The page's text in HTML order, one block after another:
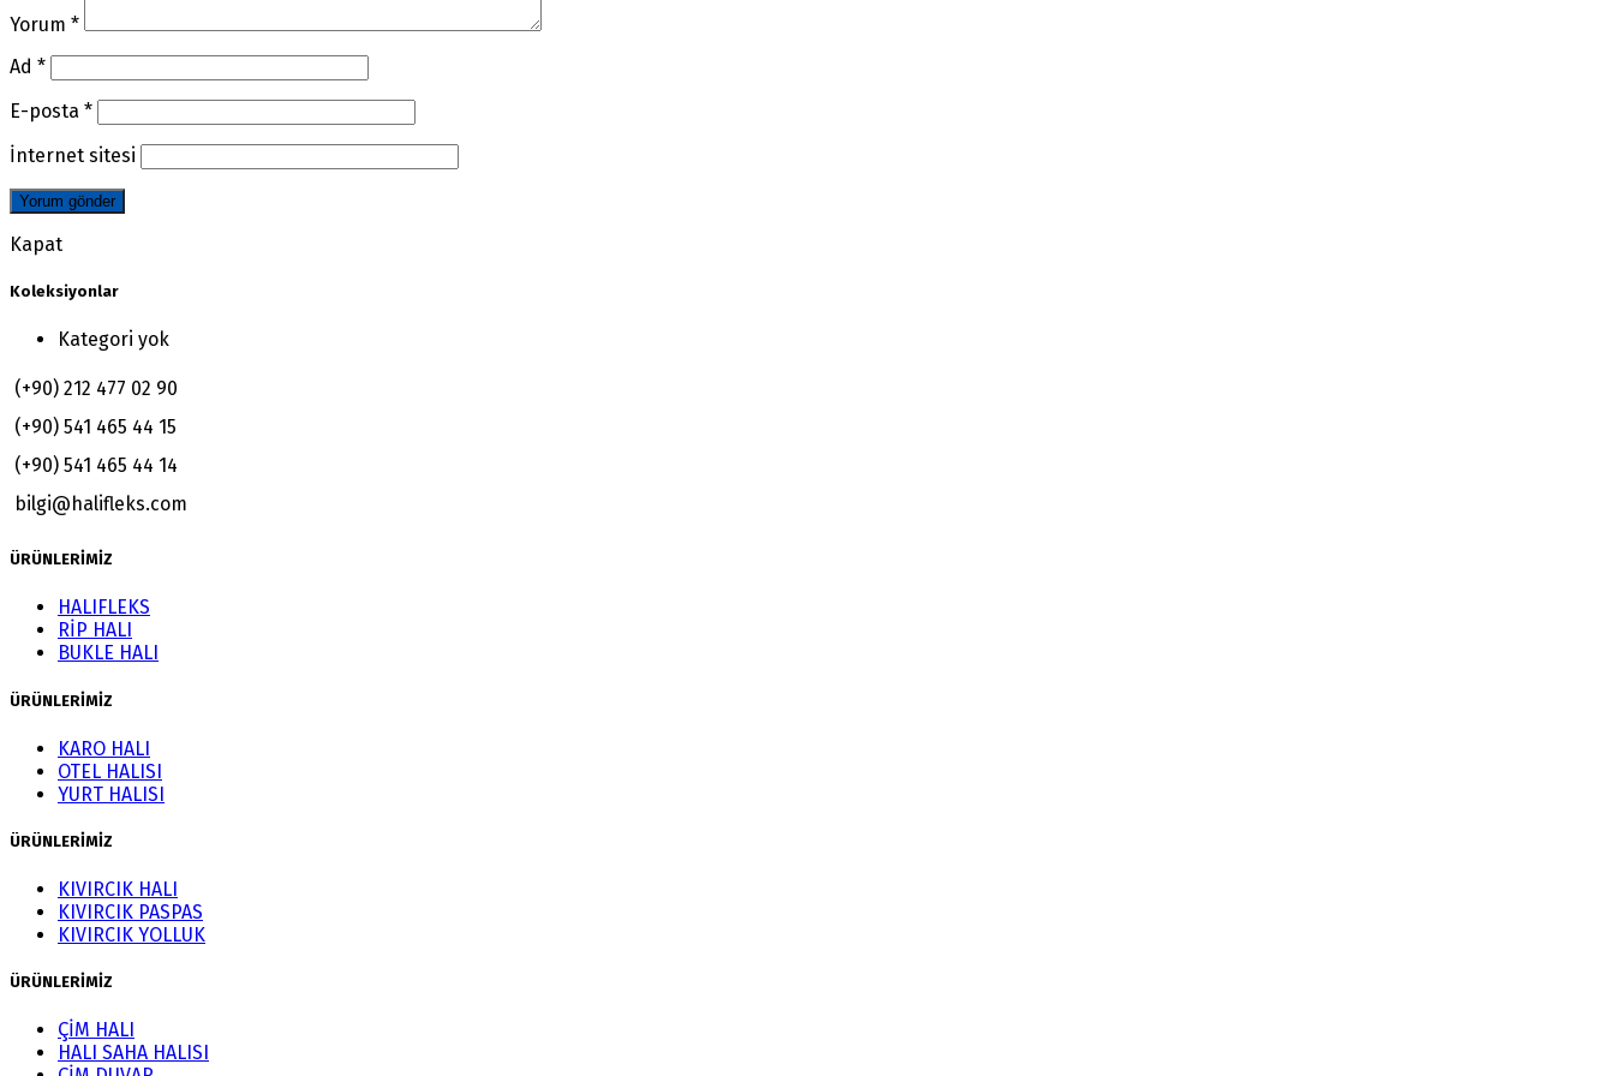
Yorum *
Ad *
E-posta *
İnternet sitesi
Kapat
Koleksiyonlar
Kategori yok
(+90) 212 477 02 90
(+90) 541 465 44 15
(+90) 541 465 44 14
bilgi@halifleks.com
ÜRÜNLERİMİZ
HALIFLEKS
RİP HALI
BUKLE HALI
ÜRÜNLERİMİZ
KARO HALI
OTEL HALISI
YURT HALISI
ÜRÜNLERİMİZ
KIVIRCIK HALI
KIVIRCIK PASPAS
KIVIRCIK YOLLUK
ÜRÜNLERİMİZ
ÇİM HALI
HALI SAHA HALISI